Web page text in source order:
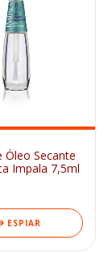
Óleo Secante
Impala 7,5ml
ESPIAR